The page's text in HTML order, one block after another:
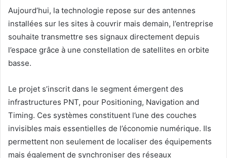
Aujourd’hui, la technologie repose sur des antennes
installées sur les sites à couvrir mais demain, l’entreprise
souhaite transmettre ses signaux directement depuis
l’espace grâce à une constellation de satellites en orbite
basse.
Le projet s’inscrit dans le segment émergent des
infrastructures PNT, pour Positioning, Navigation and
Timing. Ces systèmes constituent l’une des couches
invisibles mais essentielles de l’économie numérique. Ils
permettent non seulement de localiser des équipements
mais également de synchroniser des réseaux